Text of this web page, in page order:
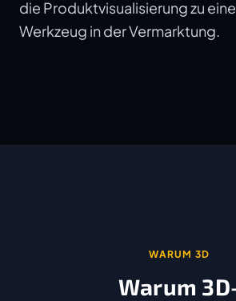
die Produktvisualisierung zu
Werkzeug in der Vermarktung.
WARUM 3D
Warum